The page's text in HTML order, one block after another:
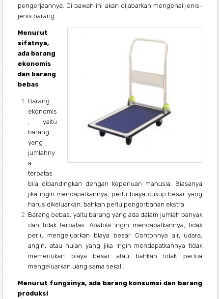
pengerjaannya. Di bawah ini akan dijabarkan mengenai jenis-
jenis barang
Menurut
sifatnya,
ada barang
ekonomis
dan barang
bebas
Barang
ekonomis
, yaitu
barang
yang
jumlahny
a
terbatas
bila dibandingkan dengan keperluan manusia. Biasanya
jika ingin mendapatkannya, perlu biaya cukup besar yang
harus dikeluarkan, bahkan perlu pengorbanan ekstra.
Barang bebas, yaitu barang yang ada dalam jumlah banyak
dan tidak terbatas. Apabila ingin mendapatkannya, tidak
perlu mengeluarkan biaya besar. Contohnya air, udara,
angin, atau hujan yang jika ingin mendapatkannya tidak
memerlukan biaya besar atau bahkan tidak perlua
mengeluarkan uang sama sekali.
Menurut fungsinya, ada barang konsumsi dan barang
produksi